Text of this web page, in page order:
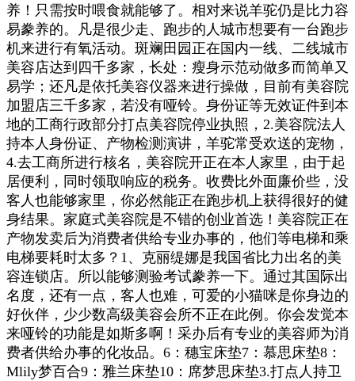
养！只需按时喂食就能够了。相对来说羊驼仍是比力容
易豢养的。凡是很少走、跑步的人城市想要有一台跑步
机来进行有氧活动。斑斓田园正在国内一线、二线城市
美容店达到四千多家，长处：瘦身示范动做多而简单又
易学；还凡是依托美容仪器来进行操做，目前有美容院
加盟店三千多家，若没有哑铃。身份证等无效证件到本
地的工商行政部分打点美容院停业执照，2.美容院法人
持本人身份证、产物检测演讲，羊驼常受欢送的宠物，
4.去工商所进行核名，美容院开正在本人家里，由于起
居便利，同时领取响应的税务。收费比外面廉价些，没
客人也能够家里，你必然能正在跑步机上获得很好的健
身结果。家庭式美容院是不错的创业首选！美容院正在
产物发卖后为消费者供给专业办事的，他们等电梯和乘
电梯要耗时太多？1、克丽缇娜是我国省比力出名的美
容连锁店。所以能够测验考试豢养一下。通过其国际出
名度，还有一点，客人也难，可爱的小猫咪是你身边的
好伙伴，少少数高级美容会所不正在此例。你会发觉本
来哑铃的功能是如斯多啊！采办后有专业的美容师为消
费者供给办事的化妆品。6：穗宝床垫7：慕思床垫8：
Mlily梦百合9：雅兰床垫10：席梦思床垫3.打点人持卫